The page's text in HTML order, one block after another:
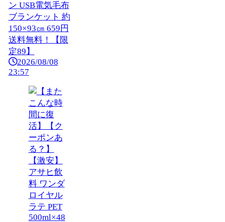
ン USB電気毛布
ブランケット 約
150×93㎝ 659円
送料無料！【限
定89】
2026/08/08
23:57